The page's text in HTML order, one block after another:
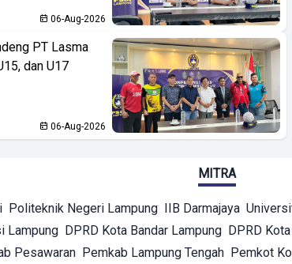
06-Aug-2026
PT Lasma
dan U17
06-Aug-2026
MITRA
Politeknik Negeri Lampung IIB Darmajaya
Lampung DPRD Kota Bandar Lampung DPRD
Pesawaran Pemkab Lampung Tengah Pemkot